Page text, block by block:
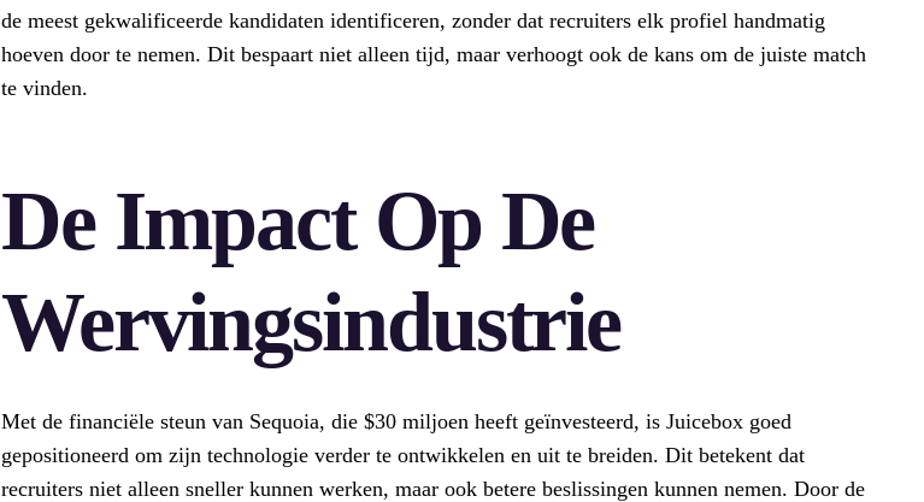
de meest gekwalificeerde kandidaten identificeren, zonder dat recruiters elk profiel handmatig
hoeven door te nemen. Dit bespaart niet alleen tijd, maar verhoogt ook de kans om de juiste match
te vinden.
De Impact Op De
Wervingsindustrie
Met de financiële steun van Sequoia, die $30 miljoen heeft geïnvesteerd, is Juicebox goed
gepositioneerd om zijn technologie verder te ontwikkelen en uit te breiden. Dit betekent dat
recruiters niet alleen sneller kunnen werken, maar ook betere beslissingen kunnen nemen. Door de